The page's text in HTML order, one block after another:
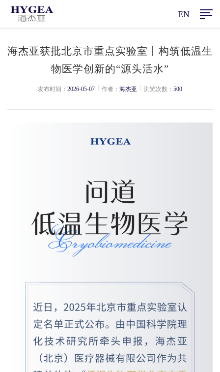
EN
海杰亚获批北京市重点实验室丨构筑低温生
物医学创新的“源头活水”
发布时间： 2026-05-07 作者： 海杰亚 浏览次数： 500